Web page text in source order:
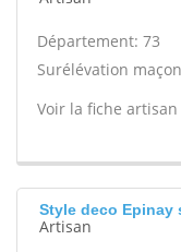
Département: 73
Surélévation
Voir la fiche artisan
Style deco Epinay
Artisan